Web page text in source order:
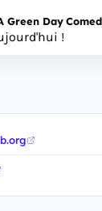
Green Day
!